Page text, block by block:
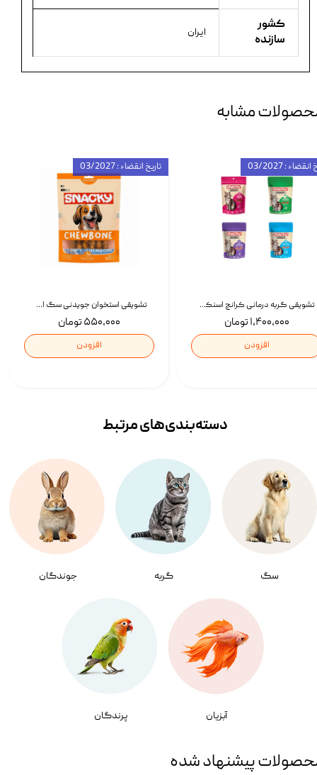
کشور
سازنده
ایران
مشابه
تشویقی استخوان جویدنی سگ اسنکی کرانچی با طعم مرغ Snacky Crunchy Munchy وزن 100 گرم
۵۵۰,۰۰۰ تومان
افزودن
تاریخ انقضاء : 03/2027
تشویقی گربه درمانی کرانچ اسنکی با طعم میکس Snacky Crunch Cat Treats وزن 60 گرم بسته 4 عددی
۱,۴۰۰,۰۰۰ تومان
افزودن
: 03/2027
سگ گربه جوندگان
آبزیان پرندگان
دسته‌بندی‌‌های مرتبط
پیشنهاد شده